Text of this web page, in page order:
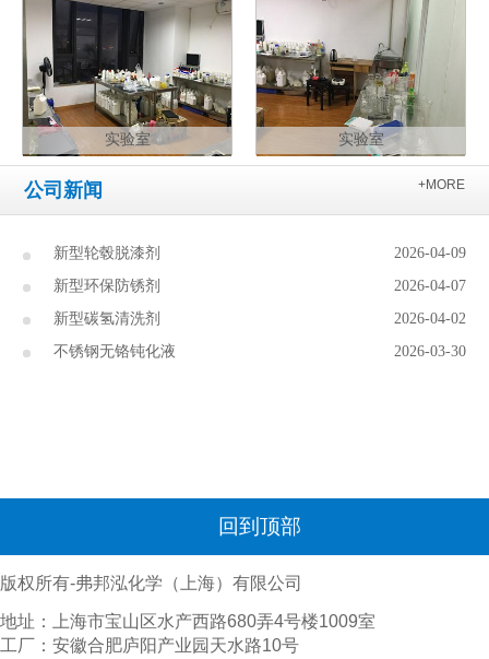
实验室 实验室
+MORE
公司新闻
2026-04-09
新型轮毂脱漆剂
2026-04-07
新型环保防锈剂
2026-04-02
新型碳氢清洗剂
2026-03-30
不锈钢无铬钝化液
回到顶部
版权所有-弗邦泓化学（上海）有限公司
地址：上海市宝山区水产西路680弄4号楼1009室
工厂：安徽合肥庐阳产业园天水路10号